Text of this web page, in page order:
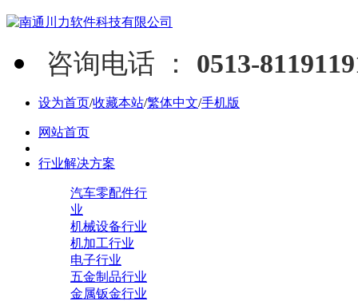
咨询电话 ： 0513-
设为首页/收藏本站/繁体中文/手机版
网站首页
行业解决方案
汽车零配件行
业
机械设备行业
机加工行业
电子行业
五金制品行业
金属钣金行业